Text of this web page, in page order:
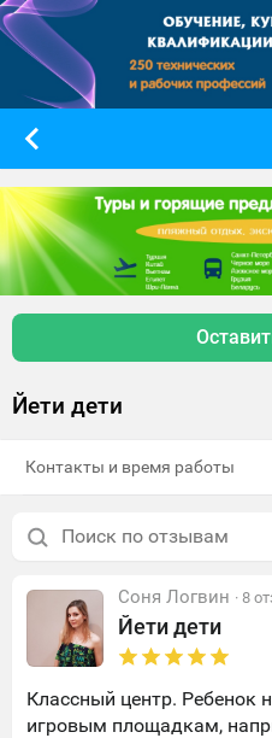
Йети дети
Контакты и время работы
Соня Логвин · 8
Йети дети
Классный центр. Ребенок
игровым площадкам,